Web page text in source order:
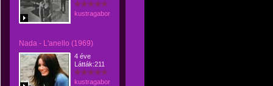
kustragabor
Nada - L'anello (1969)
4 éve
Látták:211
kustragabor